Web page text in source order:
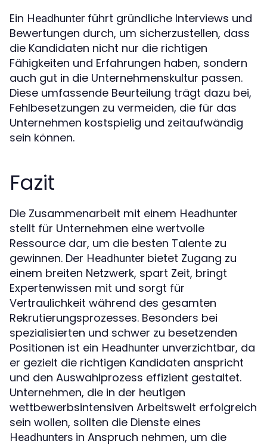
Ein Headhunter führt gründliche Interviews und
Bewertungen durch, um sicherzustellen, dass
die Kandidaten nicht nur die richtigen
Fähigkeiten und Erfahrungen haben, sondern
auch gut in die Unternehmenskultur passen.
Diese umfassende Beurteilung trägt dazu bei,
Fehlbesetzungen zu vermeiden, die für das
Unternehmen kostspielig und zeitaufwändig
sein können.
Fazit
Die Zusammenarbeit mit einem Headhunter
stellt für Unternehmen eine wertvolle
Ressource dar, um die besten Talente zu
gewinnen. Der Headhunter bietet Zugang zu
einem breiten Netzwerk, spart Zeit, bringt
Expertenwissen mit und sorgt für
Vertraulichkeit während des gesamten
Rekrutierungsprozesses. Besonders bei
spezialisierten und schwer zu besetzenden
Positionen ist ein Headhunter unverzichtbar, da
er gezielt die richtigen Kandidaten anspricht
und den Auswahlprozess effizient gestaltet.
Unternehmen, die in der heutigen
wettbewerbsintensiven Arbeitswelt erfolgreich
sein wollen, sollten die Dienste eines
Headhunters in Anspruch nehmen, um die